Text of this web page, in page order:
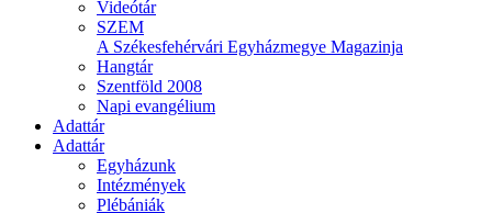
Videótár
SZEM
A Székesfehérvári Egyházmegye Magazinja
Hangtár
Szentföld 2008
Napi evangélium
Adattár
Adattár
Egyházunk
Intézmények
Plébániák